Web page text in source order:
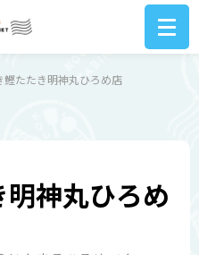
鰹たたき明神丸ひろめ店
神丸ひろめ